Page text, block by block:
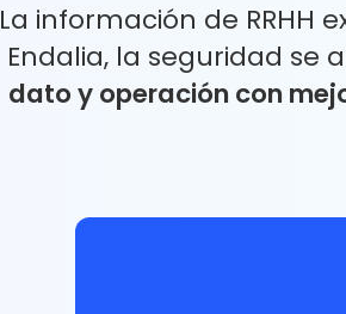
La información de RRHH
Endalia, la seguridad se
dato y operación con